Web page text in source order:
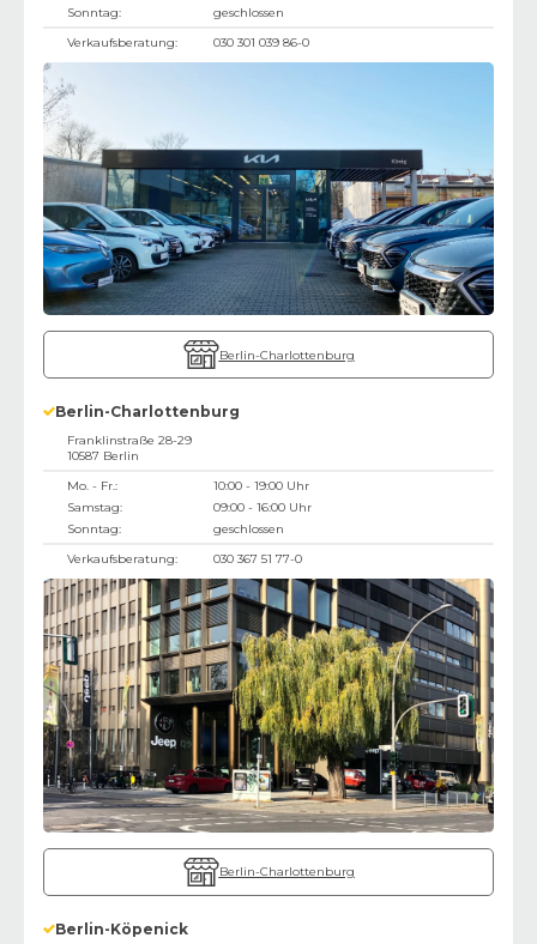
Sonntag:
geschlossen
Verkaufsberatung:
030 301 039 86-0
Berlin-Charlottenburg
Berlin-Charlottenburg
Franklinstraße 28-29
10587 Berlin
Mo. - Fr.:
10:00 - 19:00 Uhr
Samstag:
09:00 - 16:00 Uhr
Sonntag:
geschlossen
Verkaufsberatung:
030 367 51 77-0
Berlin-Charlottenburg
Berlin-Köpenick